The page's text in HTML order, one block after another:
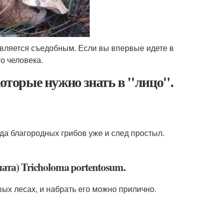
съедобным. Если вы впервые идете в
человека.
нужно знать в "лицо".
благородных грибов уже и след простыл.
Tricholoma portentosum.
лесах, и набрать его можно прилично.